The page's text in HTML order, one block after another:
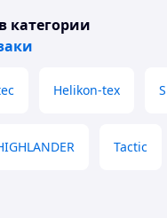
в категории
Helikon-tex
Tactic